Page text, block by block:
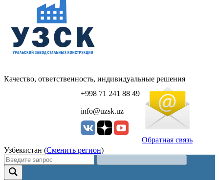
Качество, ответственность, индивидуальные решения
+998 71 241 88 49
info@uzsk.uz
Обратная связь
Узбекистан (Сменить регион)